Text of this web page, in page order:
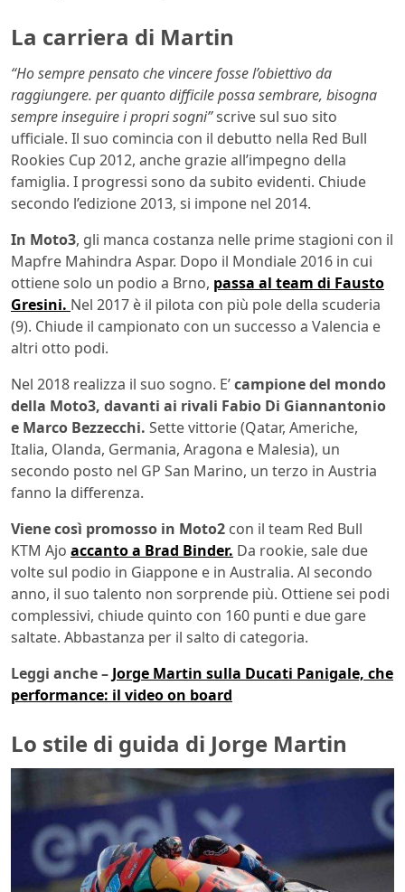
La carriera di Martin
“Ho sempre pensato che vincere fosse l’obiettivo da
raggiungere. per quanto difficile possa sembrare, bisogna
sempre inseguire i propri sogni”scrive sul suo sito
ufficiale. Il suo comincia con il debutto nella Red Bull
Rookies Cup 2012, anche grazie all’impegno della
famiglia. I progressi sono da subito evidenti. Chiude
secondo l’edizione 2013, si impone nel 2014.
In Moto3, gli manca costanza nelle prime stagioni con il
Mapfre Mahindra Aspar. Dopo il Mondiale 2016 in cui
ottiene solo un podio a Brno, passa al team di Fausto
Gresini. Nel 2017 è il pilota con più pole della scuderia
(9). Chiude il campionato con un successo a Valencia e
altri otto podi.
Nel 2018 realizza il suo sogno. E’campione del mondo
della Moto3, davanti ai rivali Fabio Di Giannantonio
e Marco Bezzecchi. Sette vittorie (Qatar, Americhe,
Italia, Olanda, Germania, Aragona e Malesia), un
secondo posto nel GP San Marino, un terzo in Austria
fanno la differenza.
Viene così promosso in Moto2 con il team Red Bull
KTM Ajo accanto a Brad Binder. Da rookie, sale due
volte sul podio in Giappone e in Australia. Al secondo
anno, il suo talento non sorprende più. Ottiene sei podi
complessivi, chiude quinto con 160 punti e due gare
saltate. Abbastanza per il salto di categoria.
Leggi anche – Jorge Martin sulla Ducati Panigale, che
performance: il video on board
Lo stile di guida di Jorge Martin